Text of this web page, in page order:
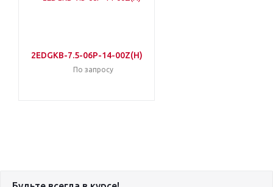
2EDGKB-7.5-06P-14-00Z(H)
По запросу